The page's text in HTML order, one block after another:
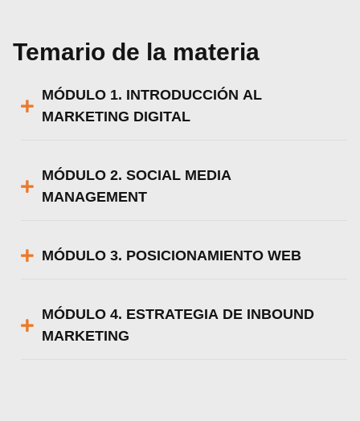
Temario de la materia
MÓDULO 1. INTRODUCCIÓN AL
MARKETING DIGITAL
MÓDULO 2. SOCIAL MEDIA
MANAGEMENT
MÓDULO 3. POSICIONAMIENTO WEB
MÓDULO 4. ESTRATEGIA DE INBOUND
MARKETING